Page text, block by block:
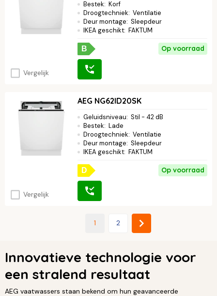
Vergelijk
Bestek: Korf
Droogtechniek: Ventilatie
Deur montage: Sleepdeur
IKEA geschikt: FAKTUM
B Op voorraad
Vergelijk
AEG NG62ID20SK
Geluidsniveau: Stil - 42 dB
Bestek: Lade
Droogtechniek: Ventilatie
Deur montage: Sleepdeur
IKEA geschikt: FAKTUM
D Op voorraad
1 2
Innovatieve technologie voor
een stralend resultaat
AEG vaatwassers staan bekend om hun geavanceerde